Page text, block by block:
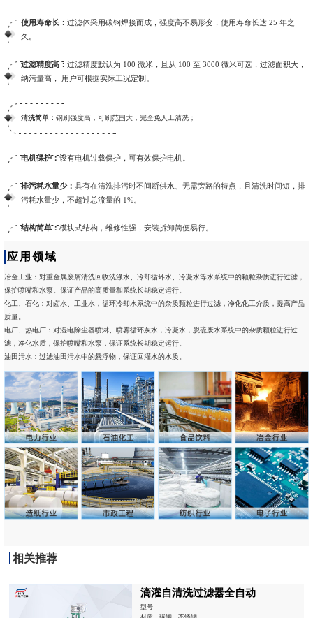
使用寿命长： 过滤体采用碳钢焊接而成，强度高不易形变，使用寿命长达 25 年之
久。
过滤精度高： 过滤精度默认为 100 微米，且从 100 至 3000 微米可选，过滤面积大，
纳污量高， 用户可根据实际工况定制。
清洗简单： 钢刷强度高，可刷范围大，完全免人工清洗；
电机保护：设有电机过载保护，可有效保护电机。
排污耗水量少： 具有在清洗排污时不间断供水、无需旁路的特点，且清洗时间短，排
污耗水量少，不超过总流量的 1%。
结构简单：模块式结构，维修性强，安装拆卸简便易行。
应用领域
冶金工业：对重金属废屑清洗回收洗涤水、冷却循环水、冷凝水等水系统中的颗粒杂质进行过滤，
保护喷嘴和水泵。保证产品的高质量和系统长期稳定运行。
化工、石化：对卤水、工业水，循环冷却水系统中的杂质颗粒进行过滤，净化化工介质，提高产品
质量。
电厂、热电厂：对湿电除尘器喷淋、喷雾循环灰水，冷凝水，脱硫废水系统中的杂质颗粒进行过
滤，净化水质，保护喷嘴和水泵，保证系统长期稳定运行。
油田污水：过滤油田污水中的悬浮物，保证回灌水的水质。
相关推荐
滴灌自清洗过滤器全自动
型号：
材质：碳钢，不锈钢